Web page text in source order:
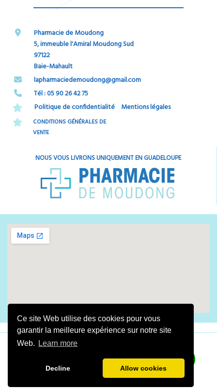
Ce site Web utilise des cookies pour vous
garantir la meilleure expérience sur notre site
Web.
Learn more
Decline Allow cookies
Pharmacie de Moudong
5, immeuble l'Amiral Moudong Sud
97122
Baie-Mahault
​​​​​​​lapharmaciedemoudong@gmail.com
Tél : 05 90 26 42 75​​​​​​​
Politique de confidentialité
Mentions légales
CONDITIONS GÉNÉRALES DE
VENTE
NOUS VOUS LIVRONS UNIQUEMENT EN GUADELOUPE
PHARMACIE DE MOUDONG ©Tous droits réservés